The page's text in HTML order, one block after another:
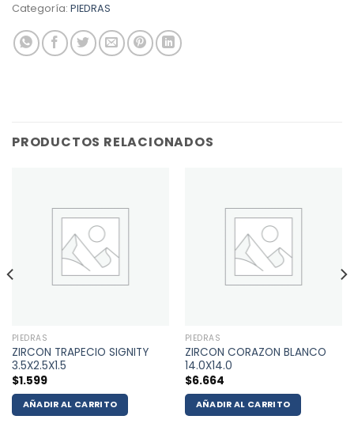
Categoría: PIEDRAS
PRODUCTOS RELACIONADOS
PIEDRAS
ZIRCON TRAPECIO SIGNITY
3.5X2.5X1.5
$1.599
AÑADIR AL CARRITO
PIEDRAS
ZIRCON CORAZON BLANCO
14.0X14.0
$6.664
AÑADIR AL CARRITO